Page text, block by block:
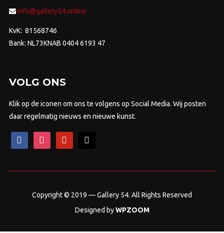
info@gallery54.online
KvK: 81568746
Bank: NL73KNAB 0404 6193 47
VOLG ONS
Klik op de iconen om ons te volgens op Social Media. Wij posten
daar regelmatig nieuws en nieuwe kunst.
facebookinstagrampinterest mail
Copyright © 2019 — Gallery 54. All Rights Reserved
Designed byWPZOOM